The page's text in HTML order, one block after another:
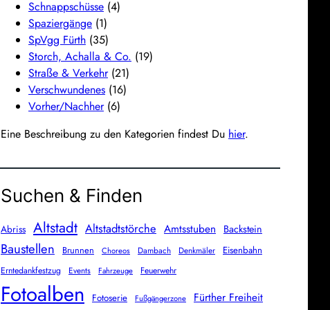
Schnappschüsse (4)
Spaziergänge (1)
SpVgg Fürth (35)
Storch, Achalla & Co. (19)
Straße & Verkehr(21)
Verschwundenes (16)
Vorher/Nachher(6)
Eine Beschreibung zu den Kategorien findest Du hier.
Suchen & Finden
Abriss Altstadt Altstadtstörche Amtsstuben Backstein
Baustellen Brunnen Choreos Dambach Denkmäler Eisenbahn
Erntedankfestzug Events Fahrzeuge Feuerwehr
Fotoalben Fotoserie Fußgängerzone Fürther Freiheit